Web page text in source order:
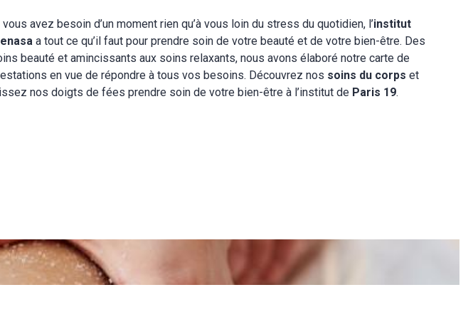
vous avez besoin d’un moment rien qu’à vous loin du stress du quotidien, l’institut
a tout ce qu’il faut pour prendre soin de votre beauté et de votre bien-être. Des
beauté et amincissants aux soins relaxants, nous avons élaboré notre carte de
en vue de répondre à tous vos besoins. Découvrez nos soins du corps et
nos doigts de fées prendre soin de votre bien-être à l’institut de Paris 19.